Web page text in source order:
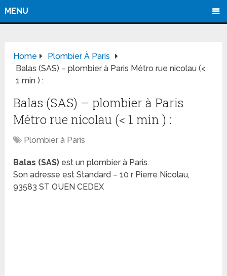
MENU
Home
Plombier À Paris
Balas (SAS) – plombier à Paris Métro rue nicolau (<
1 min ) :
Balas (SAS) – plombier à Paris
Métro rue nicolau (< 1 min ) :
Plombier à Paris
Balas (SAS) est un plombier à Paris.
Son adresse est Standard – 10 r Pierre Nicolau,
93583 ST OUEN CEDEX